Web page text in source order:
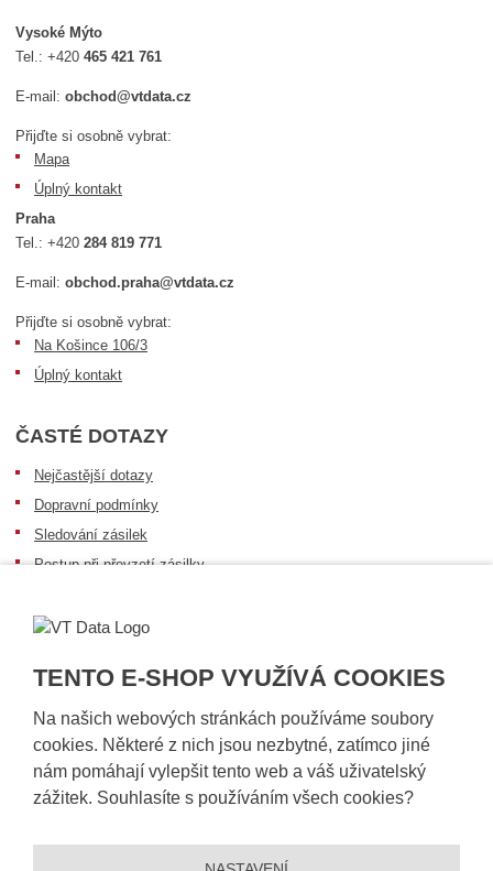
TENTO E-SHOP VYUŽÍVÁ COOKIES
Na našich webových stránkách používáme soubory
cookies. Některé z nich jsou nezbytné, zatímco jiné
nám pomáhají vylepšit tento web a váš uživatelský
zážitek. Souhlasíte s používáním všech cookies?
Vysoké Mýto
Tel.:+420465 421 761
E-mail:obchod@vtdata.cz
Přijďte si osobně vybrat:
Mapa
Úplný kontakt
Praha
Tel.:+420284 819 771
E-mail:obchod.praha@vtdata.cz
Přijďte si osobně vybrat:
Na Košince 106/3
Úplný kontakt
ČASTÉ DOTAZY
Nejčastější dotazy
Dopravní podmínky
Sledování zásilek
Postup při převzetí zásilky
Obecné informace